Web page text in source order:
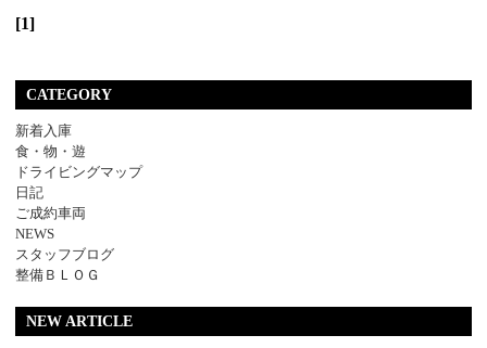
[1]
CATEGORY
新着入庫
食・物・遊
ドライビングマップ
日記
ご成約車両
NEWS
スタッフブログ
整備ＢＬＯＧ
NEW ARTICLE